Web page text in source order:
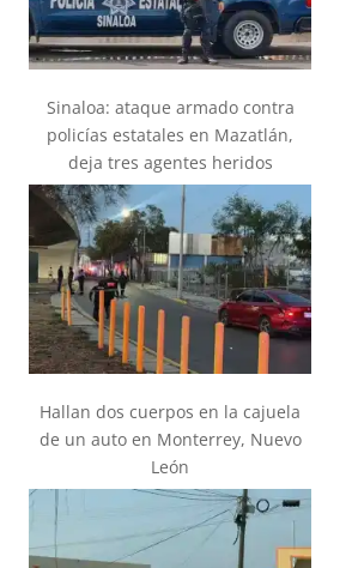
Sinaloa: ataque armado contra
policías estatales en Mazatlán,
deja tres agentes heridos
Hallan dos cuerpos en la cajuela
de un auto en Monterrey, Nuevo
León